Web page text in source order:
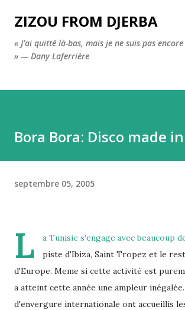
Accéder au contenu principal
ZIZOU FROM DJERBA
« J’ai quitté là-bas, mais je ne suis pas encore
» — Dany Laferrière
Bora Bora: Disco made
septembre 05, 2005
L
a Tunisie s'engage avec beaucoup
piste d'Ibiza, Saint Tropez et le
d'Europe. Meme si cette activité est
a atteint cette année une ampleur
d'envergure internationale ont accueillis